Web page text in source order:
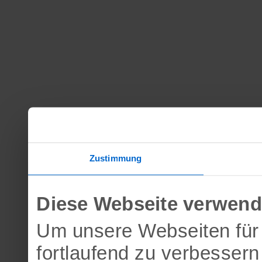
Zustimmung
Diese Webseite
Um unsere Webseiten
fortlaufend zu